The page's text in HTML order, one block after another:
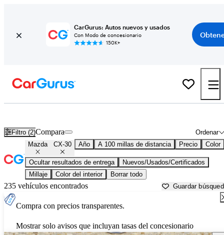
CarGurus: Autos nuevos y usados
Con Modo de concesionario
150K+
Filtro (2) Ordenar
Compara
Mazda CX-30 Año A 100 millas de distancia Precio Color
Ocultar resultados de entrega
Nuevos/Usados/Certificados
Millaje
Color del interior Borrar todo
235 vehículos encontrados Guardar
Compra con precios transparentes.
Mostrar solo avisos que incluyan tasas del concesionario